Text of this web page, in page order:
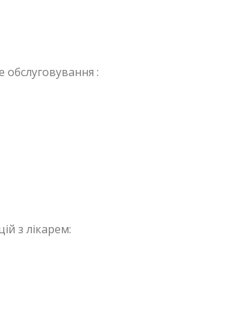
обслуговування :
з лікарем: